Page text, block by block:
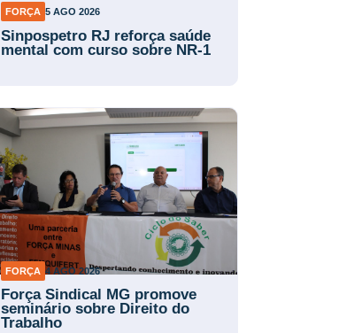
FORÇA 5 AGO 2026
Sinpospetro RJ reforça saúde
mental com curso sobre NR-1
FORÇA 4 AGO 2026
Força Sindical MG promove
seminário sobre Direito do
Trabalho